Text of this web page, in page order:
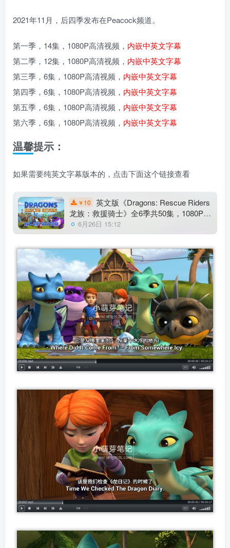
2021年11月，后四季发布在Peacock频道。
第一季，14集，1080P高清视频， 内嵌中英文字幕
第二季，12集，1080P高清视频， 内嵌中英文字幕
第三季，6集，1080P高清视频， 内嵌中英文字幕
第四季，6集，1080P高清视频， 内嵌中英文字幕
第五季，6集，1080P高清视频， 内嵌中英文字幕
第六季，6集，1080P高清视频， 内嵌中英文字幕
温馨提示：
如果需要纯英文字幕版本的，点击下面这个链接查看
￥ 10
英文版《Dragons: Rescue Riders
龙族：救援骑士》全6季共50集，1080P高
清视频带英文字幕，带配套音频MP3，百
度云网盘下载！
6月26日 15:12